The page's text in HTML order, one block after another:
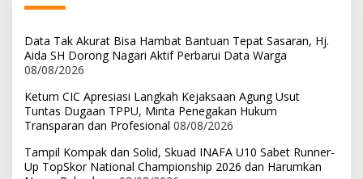
Data Tak Akurat Bisa Hambat Bantuan Tepat Sasaran, Hj.
Aida SH Dorong Nagari Aktif Perbarui Data Warga
08/08/2026
Ketum CIC Apresiasi Langkah Kejaksaan Agung Usut
Tuntas Dugaan TPPU, Minta Penegakan Hukum
Transparan dan Profesional 08/08/2026
Tampil Kompak dan Solid, Skuad INAFA U10 Sabet Runner-
Up TopSkor National Championship 2026 dan Harumkan